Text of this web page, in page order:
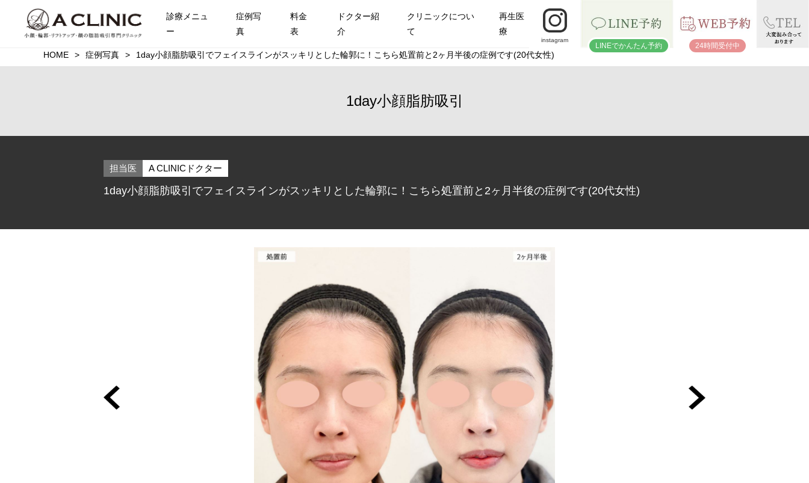
診療メニュ
ー
症例写
真
料金
表
ドクター紹
介
クリニックについ
て
再生医
療
instagram
LINEでかんたん予約 24時間受付中
HOME 症例写真 1day小顔脂肪吸引でフェイスラインがスッキリとした輪郭に！こちら処置前と2ヶ月半後の症例です(20代女性)
1day小顔脂肪吸引
担当医 A CLINICドクター
1day小顔脂肪吸引でフェイスラインがスッキリとした輪郭に！こちら処置前と2ヶ月半後の症例です(20代女性)